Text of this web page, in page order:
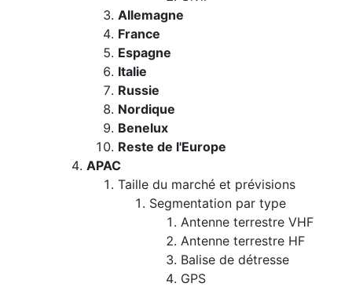
Allemagne
France
Espagne
Italie
Russie
Nordique
Benelux
Reste de l'Europe
APAC
Taille du marché et prévisions
Segmentation par type
Antenne terrestre VHF
Antenne terrestre HF
Balise de détresse
GPS